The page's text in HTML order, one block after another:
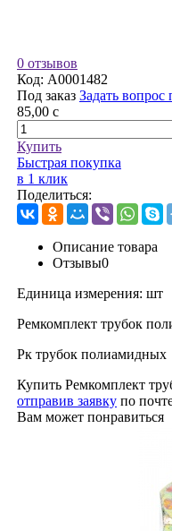
0 отзывов
Код: A0001482
Под заказ Задать вопрос
85,00 c
Купить
Быстрая покупка
в 1 клик
Поделиться:
Описание товара
Отзывы0
Единица измерения: шт
Ремкомплект трубок
Рк трубок полиамидных
Купить Ремкомплект
отправив заявку по
Вам может понравиться